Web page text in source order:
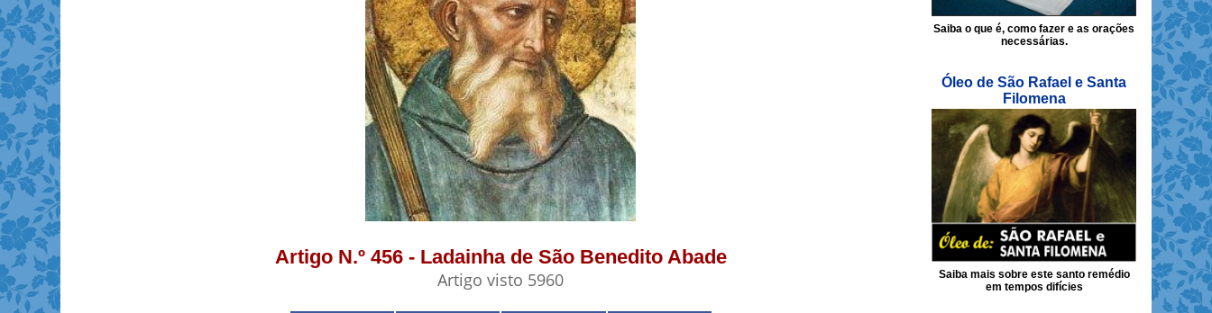
Artigo N.º 456 - Ladainha de São Benedito Abade
Artigo visto 5960
Saiba o que é, como fazer e as orações
necessárias.
Óleo de São Rafael e Santa
Filomena
Saiba mais sobre este santo remédio
em tempos difícies